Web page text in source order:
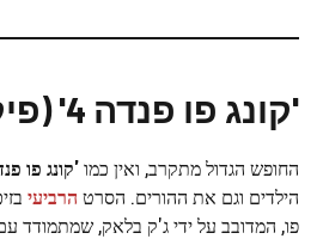
'קונג פו פנדה 4' (פיקוק)
החופש הגדול מתקרב, ואין כמו'קונג פו
הילדים וגם את ההורים. הסרט הרביעי
פו, המדובב על ידי ג'ק בלאק, שמתמודד